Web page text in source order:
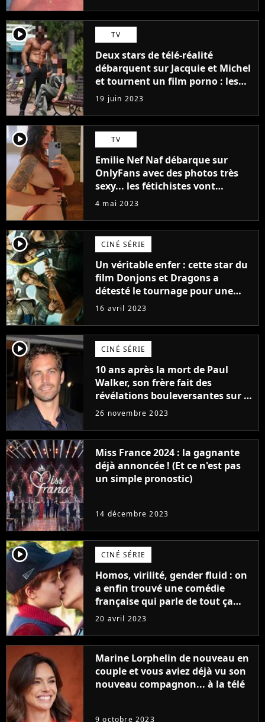
player2 TV
Deux stars de télé-réalité
débarquent sur Jacquie et Michel
et tournent un film porno : les
premières images du tournage
(exclu)
19 juin 2023
player2 TV
Emilie Nef Naf débarque sur
OnlyFans avec des photos très
sexy... les fétichistes vont
prendre leur pied !
4 mai 2023
player2 CINÉ SÉRIE
Un véritable enfer : cette star du
film Donjons et Dragons a
détesté le tournage pour une
raison très spéciale
16 avril 2023
player2 CINÉ SÉRIE
10 ans après la mort de Paul
Walker, son frère fait des
révélations bouleversantes sur la
réaction des acteurs de Fast and
26 novembre 2023
Miss France 2024 : la gagnante
déjà annoncée ! (Et ce n'est pas
un simple pronostic)
14 décembre 2023
player2 CINÉ SÉRIE
Homos, virilité, gender fluid : on
a enfin trouvé une comédie
française qui parle de tout ça
sans être super ringarde
20 avril 2023
Marine Lorphelin de nouveau en
couple et vous aviez déjà vu son
nouveau compagnon... à la télé
9 octobre 2023